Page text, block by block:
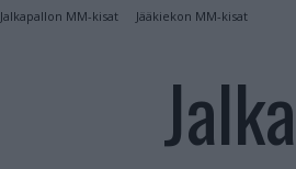
Jalkapallon MM-kisat Jääkiekon MM-kisat